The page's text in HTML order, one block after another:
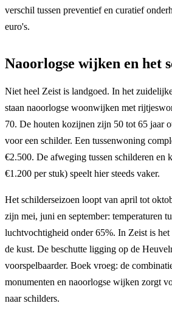
verschil tussen preventief en curatief
euro's.
Naoorlogse wijken en het
Niet heel Zeist is landgoed. In het
staan naoorlogse woonwijken met
70. De houten kozijnen zijn 50 tot 65 jaar
voor een schilder. Een tussenwoning
€2.500. De afweging tussen schilderen en
€1.200 per stuk) speelt hier steeds vaker.
Het schilderseizoen loopt van april tot
zijn mei, juni en september: temperaturen
luchtvochtigheid onder 65%. In Zeist is het
de kust. De beschutte ligging op de
voorspelbaarder. Boek vroeg: de
monumenten en naoorlogse wijken zorgt
naar schilders.